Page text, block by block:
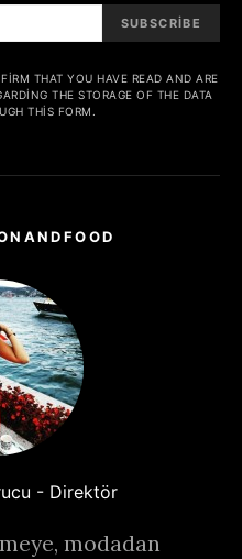
SUBSCRIBE
THAT YOU HAVE READ AND ARE
THE STORAGE OF THE DATA
THIS FORM.
- Direktör
modadan